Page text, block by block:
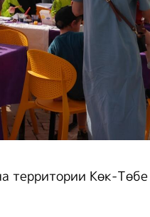
территории Көк-